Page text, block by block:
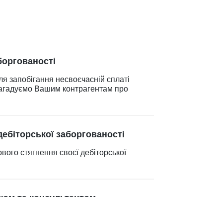
запобігання несвоєчасній сплаті
Вашим контрагентам про
заборгованості
стягнення своєї дебіторської